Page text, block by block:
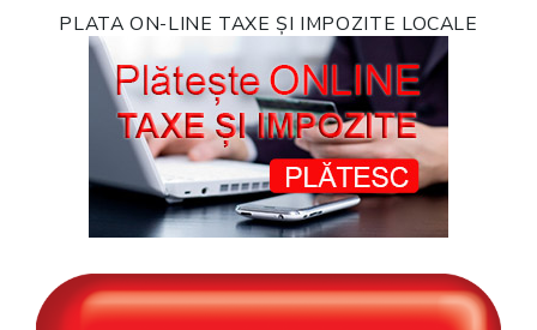
PLATA ON-LINE TAXE ȘI IMPOZITE LOCALE